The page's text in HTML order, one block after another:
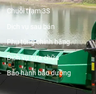
Chuỗi trạm 3S
Dịch vụ sau bán
Phụ tùng chính hãng
Dịch vụ sửa chữa
Bảo hành bảo dưỡng